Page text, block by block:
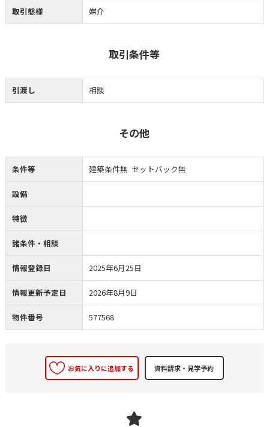
取引態様 媒介
取引条件等
引渡し 相談
その他
条件等 建築条件無 セットバック無
設備
特徴
諸条件・相談
情報登録日 2025年6月25日
情報更新予定日 2026年8月9日
物件番号 577568
お気に入りに追加する